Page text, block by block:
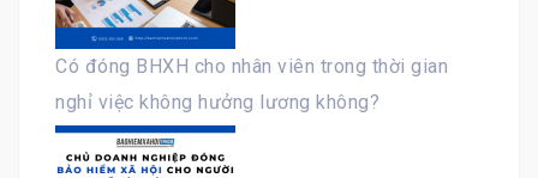
Có đóng BHXH cho nhân viên trong thời gian
nghỉ việc không hưởng lương không?